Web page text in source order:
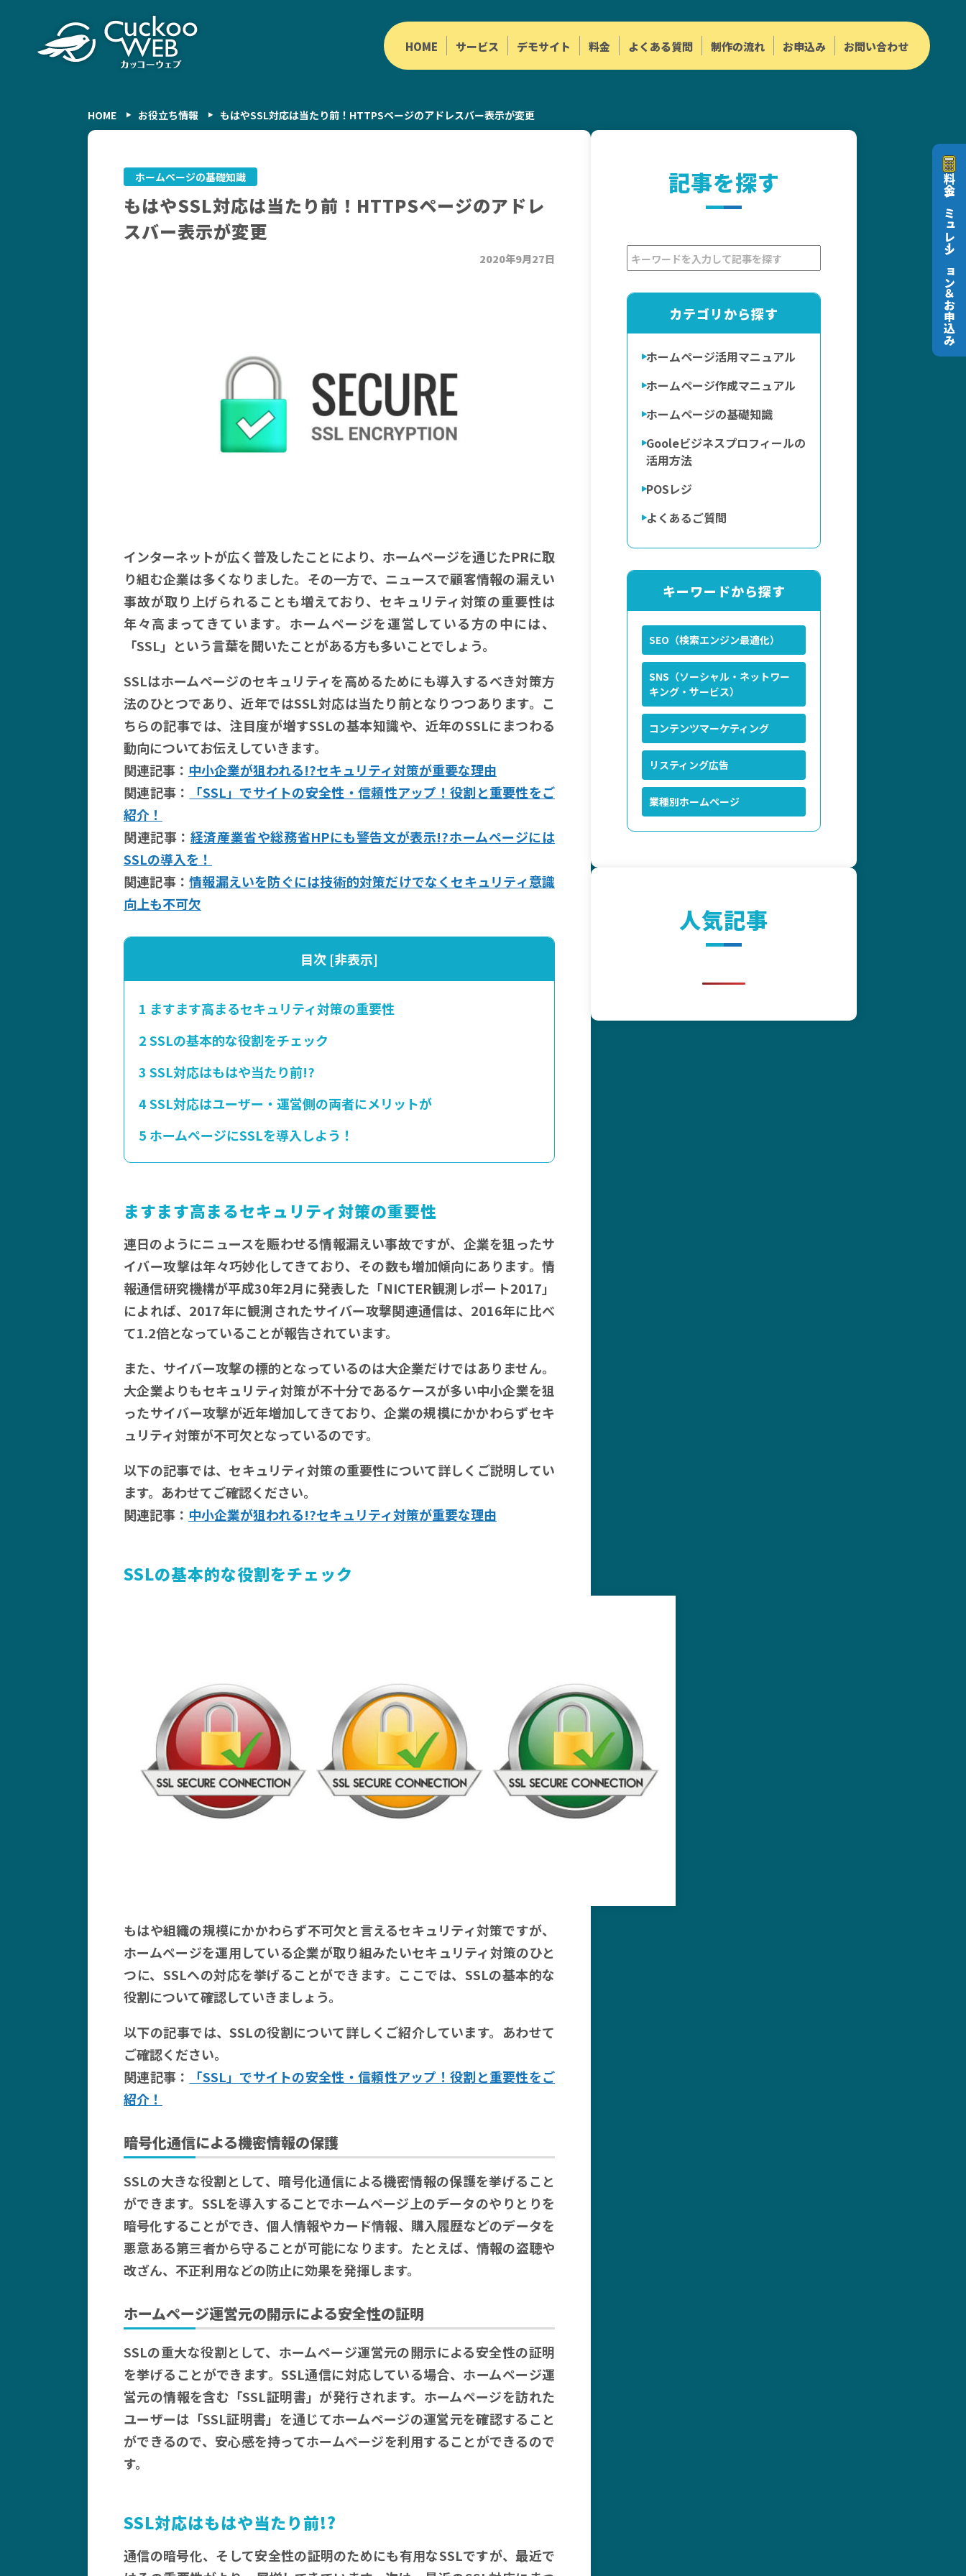
HOME サービス デモサイト 料金 よくある質問 制作の流れ お申込み お問い合わせ
料金シミュレーション＆お申込み
HOME お役立ち情報 もはやSSL対応は当たり前！HTTPSページのアドレスバー表示が変更
ホームページの基礎知識
もはやSSL対応は当たり前！HTTPSページのアドレ
スバー表示が変更
2020年9月27日
インターネットが広く普及したことにより、ホームページを通じたPRに取
り組む企業は多くなりました。その一方で、ニュースで顧客情報の漏えい
事故が取り上げられることも増えており、セキュリティ対策の重要性は
年々高まってきています。ホームページを運営している方の中には、
「SSL」という言葉を聞いたことがある方も多いことでしょう。
SSLはホームページのセキュリティを高めるためにも導入するべき対策方
法のひとつであり、近年ではSSL対応は当たり前となりつつあります。こ
ちらの記事では、注目度が増すSSLの基本知識や、近年のSSLにまつわる
動向についてお伝えしていきます。
関連記事： 中小企業が狙われる!?セキュリティ対策が重要な理由
関連記事：
「SSL」でサイトの安全性・信頼性アップ！役割と重要性をご
紹介！
関連記事： 経済産業省や総務省HPにも警告文が表示!?ホームページには
SSLの導入を！
関連記事：情報漏えいを防ぐには技術的対策だけでなくセキュリティ意識
向上も不可欠
目次 [非表示]
1 ますます高まるセキュリティ対策の重要性
2SSLの基本的な役割をチェック
3 SSL対応はもはや当たり前!?
4SSL対応はユーザー・運営側の両者にメリットが
5 ホームページにSSLを導入しよう！
ますます高まるセキュリティ対策の重要性
連日のようにニュースを賑わせる情報漏えい事故ですが、企業を狙ったサ
イバー攻撃は年々巧妙化してきており、その数も増加傾向にあります。情
報通信研究機構が平成30年2月に発表した「NICTER観測レポート2017」
によれば、2017年に観測されたサイバー攻撃関連通信は、2016年に比べ
て1.2倍となっていることが報告されています。
また、サイバー攻撃の標的となっているのは大企業だけではありません。
大企業よりもセキュリティ対策が不十分であるケースが多い中小企業を狙
ったサイバー攻撃が近年増加してきており、企業の規模にかかわらずセキ
ュリティ対策が不可欠となっているのです。
以下の記事では、セキュリティ対策の重要性について詳しくご説明してい
ます。あわせてご確認ください。
関連記事： 中小企業が狙われる!?セキュリティ対策が重要な理由
SSLの基本的な役割をチェック
もはや組織の規模にかかわらず不可欠と言えるセキュリティ対策ですが、
ホームページを運用している企業が取り組みたいセキュリティ対策のひと
つに、SSLへの対応を挙げることができます。ここでは、SSLの基本的な
役割について確認していきましょう。
以下の記事では、SSLの役割について詳しくご紹介しています。あわせて
ご確認ください。
関連記事：
「SSL」でサイトの安全性・信頼性アップ！役割と重要性をご
紹介！
暗号化通信による機密情報の保護
SSLの大きな役割として、暗号化通信による機密情報の保護を挙げること
ができます。SSLを導入することでホームページ上のデータのやりとりを
暗号化することができ、個人情報やカード情報、購入履歴などのデータを
悪意ある第三者から守ることが可能になります。たとえば、情報の盗聴や
改ざん、不正利用などの防止に効果を発揮します。
ホームページ運営元の開示による安全性の証明
SSLの重大な役割として、ホームページ運営元の開示による安全性の証明
を挙げることができます。SSL通信に対応している場合、ホームページ運
営元の情報を含む「SSL証明書」が発行されます。ホームページを訪れた
ユーザーは「SSL証明書」を通じてホームページの運営元を確認すること
ができるので、安心感を持ってホームページを利用することができるので
す。
SSL対応はもはや当たり前!?
通信の暗号化、そして安全性の証明のためにも有用なSSLですが、最近で
記事を探す
カテゴリから探す
ホームページ活用マニュアル
ホームページ作成マニュアル
ホームページの基礎知識
Gooleビジネスプロフィールの
活用方法
POSレジ
よくあるご質問
キーワードから探す
SEO（検索エンジン最適化）
SNS（ソーシャル・ネットワー
キング・サービス）
コンテンツマーケティング
リスティング広告
業種別ホームページ
人気記事